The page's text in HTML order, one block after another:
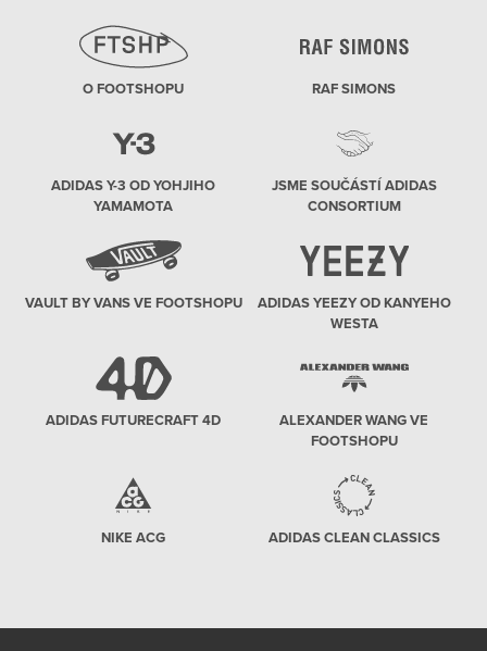
O FOOTSHOPU RAF SIMONS
ADIDAS Y-3 OD YOHJIHO
YAMAMOTA
JSME SOUČÁSTÍ ADIDAS
CONSORTIUM
VAULT BY VANS VE FOOTSHOPU
ADIDAS YEEZY OD KANYEHO
WESTA
ADIDAS FUTURECRAFT 4D
ALEXANDER WANG VE
FOOTSHOPU
NIKE ACG ADIDAS CLEAN CLASSICS